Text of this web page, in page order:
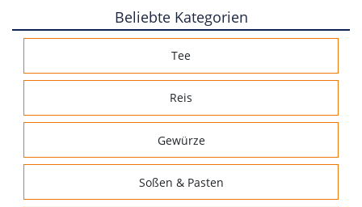
Beliebte Kategorien
Tee
Reis
Gewürze
Soßen & Pasten